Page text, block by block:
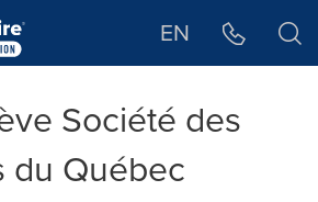
EN
Société des
du Québec